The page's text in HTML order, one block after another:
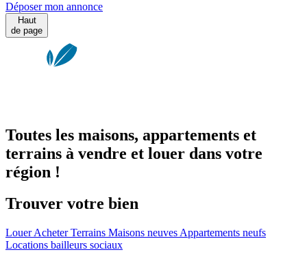
Déposer mon annonce
Haut
de page
Toutes les maisons, appartements et
terrains à vendre et louer dans votre
région !
Trouver votre bien
LouerAcheterTerrains Maisons neuves Appartements neufs
Locations bailleurs sociaux